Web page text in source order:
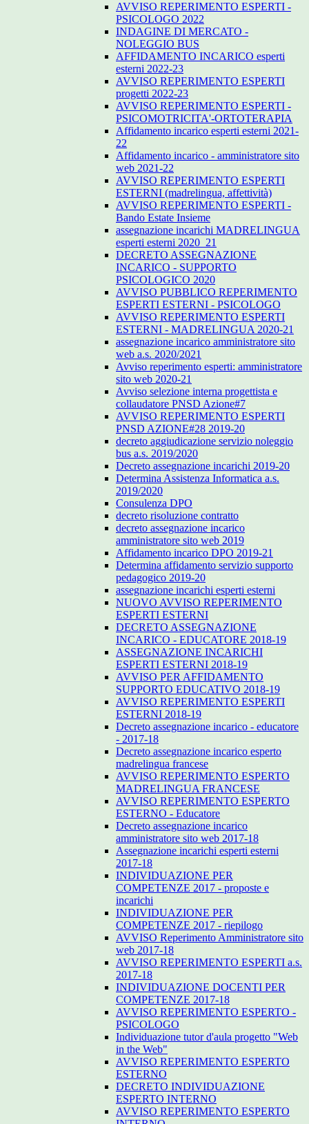
AVVISO REPERIMENTO ESPERTI -
PSICOLOGO 2022
INDAGINE DI MERCATO -
NOLEGGIO BUS
AFFIDAMENTO INCARICO esperti
esterni 2022-23
AVVISO REPERIMENTO ESPERTI
progetti 2022-23
AVVISO REPERIMENTO ESPERTI -
PSICOMOTRICITA'-ORTOTERAPIA
Affidamento incarico esperti esterni 2021-
22
Affidamento incarico - amministratore sito
web 2021-22
AVVISO REPERIMENTO ESPERTI
ESTERNI (madrelingua, affettività)
AVVISO REPERIMENTO ESPERTI -
Bando Estate Insieme
assegnazione incarichi MADRELINGUA
esperti esterni 2020_21
DECRETO ASSEGNAZIONE
INCARICO - SUPPORTO
PSICOLOGICO 2020
AVVISO PUBBLICO REPERIMENTO
ESPERTI ESTERNI - PSICOLOGO
AVVISO REPERIMENTO ESPERTI
ESTERNI - MADRELINGUA 2020-21
assegnazione incarico amministratore sito
web a.s. 2020/2021
Avviso reperimento esperti: amministratore
sito web 2020-21
Avviso selezione interna progettista e
collaudatore PNSD Azione#7
AVVISO REPERIMENTO ESPERTI
PNSD AZIONE#28 2019-20
decreto aggiudicazione servizio noleggio
bus a.s. 2019/2020
Decreto assegnazione incarichi 2019-20
Determina Assistenza Informatica a.s.
2019/2020
Consulenza DPO
decreto risoluzione contratto
decreto assegnazione incarico
amministratore sito web 2019
Affidamento incarico DPO 2019-21
Determina affidamento servizio supporto
pedagogico 2019-20
assegnazione incarichi esperti esterni
NUOVO AVVISO REPERIMENTO
ESPERTI ESTERNI
DECRETO ASSEGNAZIONE
INCARICO - EDUCATORE 2018-19
ASSEGNAZIONE INCARICHI
ESPERTI ESTERNI 2018-19
AVVISO PER AFFIDAMENTO
SUPPORTO EDUCATIVO 2018-19
AVVISO REPERIMENTO ESPERTI
ESTERNI 2018-19
Decreto assegnazione incarico - educatore
- 2017-18
Decreto assegnazione incarico esperto
madrelingua francese
AVVISO REPERIMENTO ESPERTO
MADRELINGUA FRANCESE
AVVISO REPERIMENTO ESPERTO
ESTERNO - Educatore
Decreto assegnazione incarico
amministratore sito web 2017-18
Assegnazione incarichi esperti esterni
2017-18
INDIVIDUAZIONE PER
COMPETENZE 2017 - proposte e
incarichi
INDIVIDUAZIONE PER
COMPETENZE 2017 - riepilogo
AVVISO Reperimento Amministratore sito
web 2017-18
AVVISO REPERIMENTO ESPERTI a.s.
2017-18
INDIVIDUAZIONE DOCENTI PER
COMPETENZE 2017-18
AVVISO REPERIMENTO ESPERTO -
PSICOLOGO
Individuazione tutor d'aula progetto "Web
in the Web"
AVVISO REPERIMENTO ESPERTO
ESTERNO
DECRETO INDIVIDUAZIONE
ESPERTO INTERNO
AVVISO REPERIMENTO ESPERTO